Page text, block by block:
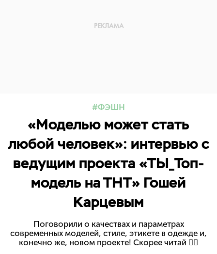
ФЭШН
«Моделью может стать
любой человек»: интервью с
ведущим проекта «ТЫ_Топ-
модель на ТНТ» Гошей
Карцевым
Поговорили о качествах и параметрах
современных моделей, стиле, этикете в одежде и,
конечно же, новом проекте! Скорее читай 👇🏽